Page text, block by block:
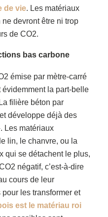
de vie. Les matériaux
devront être ni trop
de CO2.
bas carbone
émise par mètre-carré
la part-belle
filière béton par
développe déjà des
Les matériaux
lin, le chanvre, ou la
qui se détachent le plus,
négatif, c’est-à-dire
cours de leur
les transformer et
est le matériau roi